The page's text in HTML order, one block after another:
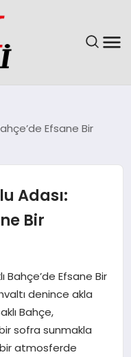
Efsane Bir
Adası:
Bir
Bahçe’de Efsane Bir
denince akla
Bahçe,
sofra sunmakla
bir atmosferde